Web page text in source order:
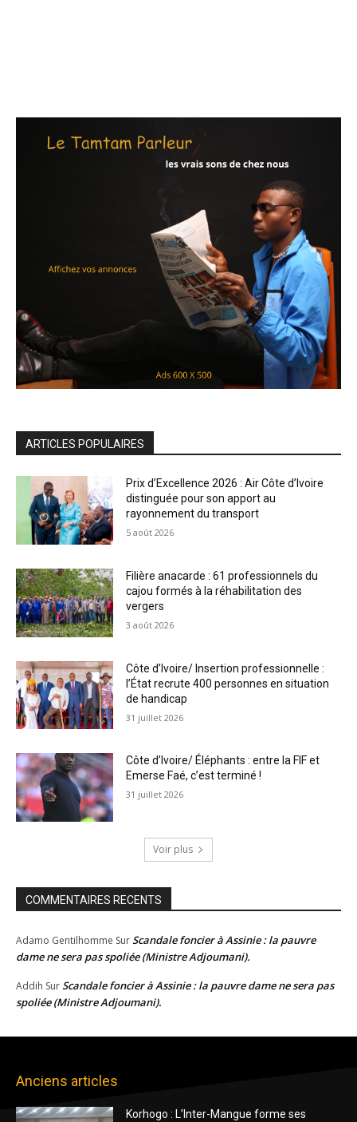
ARTICLES POPULAIRES
Prix d’Excellence 2026 : Air Côte d’Ivoire
distinguée pour son apport au
rayonnement du transport
5 août 2026
Filière anacarde : 61 professionnels du
cajou formés à la réhabilitation des
vergers
3 août 2026
Côte d’Ivoire/ Insertion professionnelle :
l’État recrute 400 personnes en situation
de handicap
31 juillet 2026
Côte d’Ivoire/ Éléphants : entre la FIF et
Emerse Faé, c’est terminé !
31 juillet 2026
Voir plus
COMMENTAIRES RECENTS
Adamo Gentilhomme SurScandale foncier à Assinie : la pauvre
dame ne sera pas spoliée (Ministre Adjoumani).
Addih SurScandale foncier à Assinie : la pauvre dame ne sera pas
spoliée (Ministre Adjoumani).
Anciens articles
Korhogo : L’Inter-Mangue forme ses